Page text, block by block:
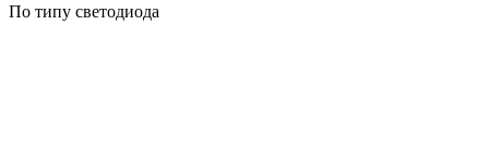
По типу светодиода